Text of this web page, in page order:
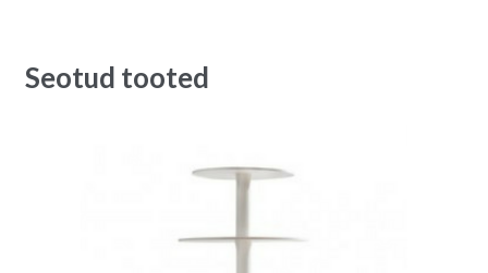
Seotud tooted